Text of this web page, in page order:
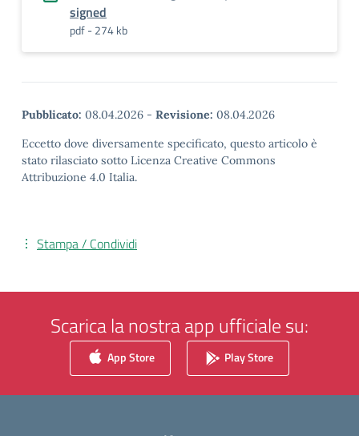
signed
pdf - 274 kb
Pubblicato: 08.04.2026 - Revisione: 08.04.2026
Eccetto dove diversamente specificato, questo articolo è
stato rilasciato sotto Licenza Creative Commons
Attribuzione 4.0 Italia.
Stampa / Condividi
Scarica la nostra app ufficiale su:
App Store Play Store